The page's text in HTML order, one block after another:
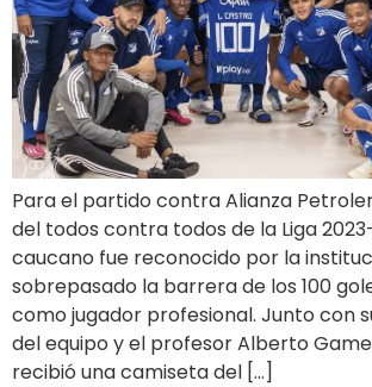
Para el partido contra Alianza
del todos contra todos de la Liga
caucano fue reconocido por la
sobrepasado la barrera de los 100
como jugador profesional. Junto con
del equipo y el profesor Alberto
recibió una camiseta del […]